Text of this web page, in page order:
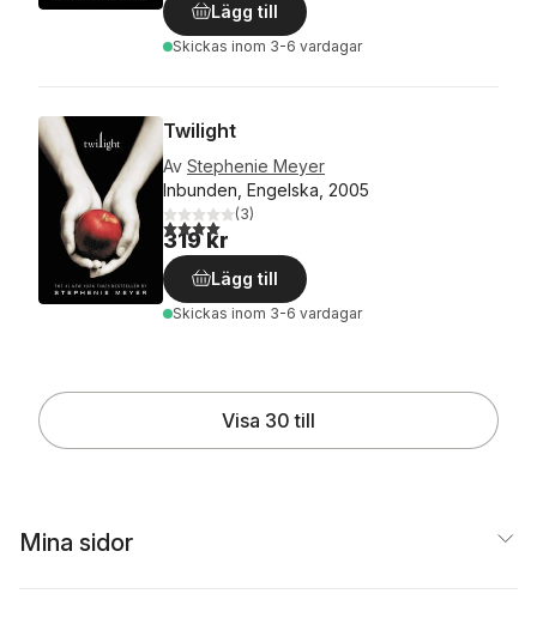
Lägg till
Skickas inom 3-6 vardagar
Twilight
Av Stephenie Meyer
Inbunden, Engelska, 2005
4,0utav 5 stjärnor. Totalt antal röster:
(3)
319 kr
Lägg till
Skickas inom 3-6 vardagar
Visa 30 till
Mina sidor